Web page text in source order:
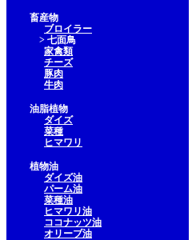
畜産物
ブロイラー
> 七面鳥
家禽類
チーズ
豚肉
牛肉
油脂植物
ダイズ
菜種
ヒマワリ
植物油
ダイズ油
パーム油
菜種油
ヒマワリ油
ココナッツ油
オリーブ油